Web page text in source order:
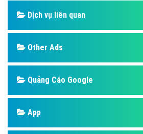
Dịch vụ liên quan
Other Ads
Quảng Cáo Google
App